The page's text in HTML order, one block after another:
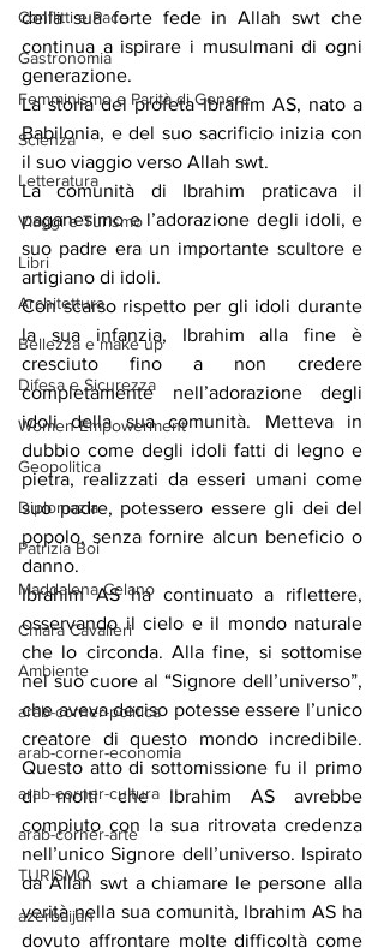
Conflitti e Pace
Gastronomia
Femminismo e Parità di Genere
Scienza
Letteratura
Viaggi e Turismo
Libri
Architettura
Bellezza e make up
Difesa e Sicurezza
Women Empowerment
Geopolitica
Diplomazia
Patrizia Boi
Maddalena Celano
Chiara Cavalieri
Ambiente
arab-corner-politica
arab-corner-economia
arab-corner-cultura
arab-corner-arte
TURISMO
azerbaijan
della sua forte fede in Allah swt che
continua a ispirare i musulmani di ogni
generazione.
La storia del profeta Ibrahim AS, nato a
Babilonia, e del suo sacrificio inizia con
il suo viaggio verso Allah swt.
La comunità di Ibrahim praticava il
paganesimo e l’adorazione degli idoli, e
suo padre era un importante scultore e
artigiano di idoli.
Con scarso rispetto per gli idoli durante
la sua infanzia, Ibrahim alla fine è
cresciuto fino a non credere
completamente nell’adorazione degli
idoli della sua comunità. Metteva in
dubbio come degli idoli fatti di legno e
pietra, realizzati da esseri umani come
suo padre, potessero essere gli dei del
popolo, senza fornire alcun beneficio o
danno.
Ibrahim AS ha continuato a riflettere,
osservando il cielo e il mondo naturale
che lo circonda. Alla fine, si sottomise
nel suo cuore al “Signore dell’universo”,
che aveva deciso potesse essere l’unico
creatore di questo mondo incredibile.
Questo atto di sottomissione fu il primo
di molti che Ibrahim AS avrebbe
compiuto con la sua ritrovata credenza
nell’unico Signore dell’universo. Ispirato
da Allah swt a chiamare le persone alla
verità nella sua comunità, Ibrahim AS ha
dovuto affrontare molte difficoltà come